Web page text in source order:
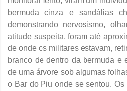
bermuda cinza e sandálias
demonstrando nervosismo,
atitude suspeita, foram até
de onde os militares estavam,
branco de dentro da bermuda e
de uma árvore sob algumas
o Bar do Piu onde se sentou.